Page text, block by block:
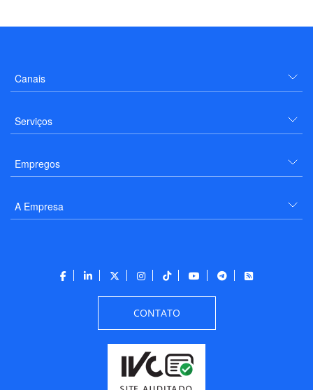
Canais
Serviços
Empregos
A Empresa
CONTATO